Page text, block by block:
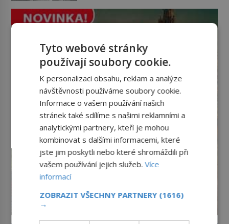
jejich oči se setkají. Místo soucitu
však přichází gesto, které
plynové komory. Jména jako Rudolf
Höss (1901–1947), Josef Mengele
(1911–1979) či Heinrich Himmler
historie jen otřela. Jenže […]
Tyto webové stránky
používají soubory cookie.
K personalizaci obsahu, reklam a analýze
návštěvnosti používáme soubory cookie.
Informace o vašem používání našich
stránek také sdílíme s našimi reklamními a
analytickými partnery, kteří je mohou
kombinovat s dalšími informacemi, které
jste jim poskytli nebo které shromáždili při
vašem používání jejich služeb.Více
informací
ZOBRAZIT VŠECHNY PARTNERY (1616)
→